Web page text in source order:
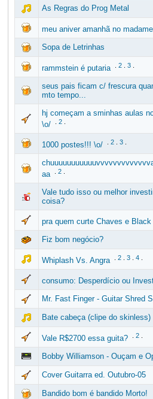
As Regras do Prog Metal
meu aniver amanhã no
Sopa de Letrinhas
rammstein é putaria 2. 3.
seus pais ficam c/ frescura
mto tempo...
hj começam a sminhas aulas
\o/
2.
1000 postes!!! \o/ 2. 3.
aa
2.
Vale tudo isso ou melhor
coisa?
pra quem curte Chaves e Black
Fiz bom negócio?
Whiplash Vs. Angra 2. 3. 4.
consumo: Desperdício ou
Mr. Fast Finger - Guitar Shred
Bate cabeça (clipe do skinless)
Vale R$2700 essa guita? 2.
Bobby Williamson - Ouçam e
Cover Guitarra ed. Outubro-05
Bandido bom é bandido Morto!